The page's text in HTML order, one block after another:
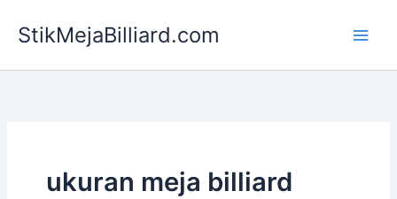
StikMejaBilliard.com
ukuran meja billiard